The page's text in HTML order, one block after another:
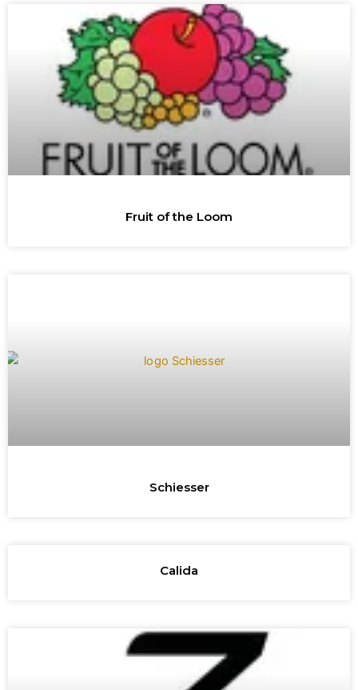
Fruit of the Loom
Schiesser
Calida